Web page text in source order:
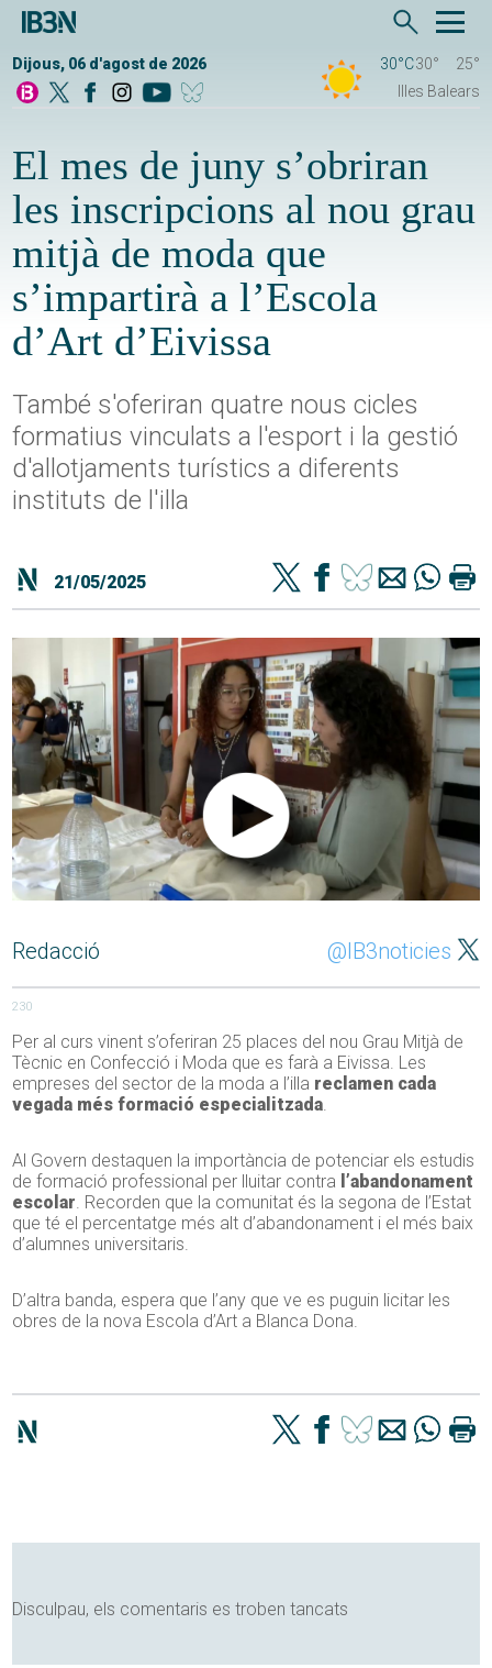
Dijous, 06 d'agost de 2026 30°C30°
25°
Illes Balears
El mes de juny s’obriran
les inscripcions al nou grau
mitjà de moda que
s’impartirà a l’Escola
d’Art d’Eivissa
També s'oferiran quatre nous cicles
formatius vinculats a l'esport i la gestió
d'allotjaments turístics a diferents
instituts de l'illa
21/05/2025
Redacció @IB3noticies
230
Per al curs vinent s’oferiran 25 places del nou Grau Mitjà de
Tècnic en Confecció i Moda que es farà a Eivissa. Les
empreses del sector de la moda a l’illa reclamen cada
vegada més formació especialitzada.
Al Govern destaquen la importància de potenciar els estudis
de formació professional per lluitar contra l’abandonament
escolar. Recorden que la comunitat és la segona de l’Estat
que té el percentatge més alt d’abandonament i el més baix
d’alumnes universitaris.
D’altra banda, espera que l’any que ve es puguin licitar les
obres de la nova Escola d’Art a Blanca Dona.
Disculpau, els comentaris es troben tancats